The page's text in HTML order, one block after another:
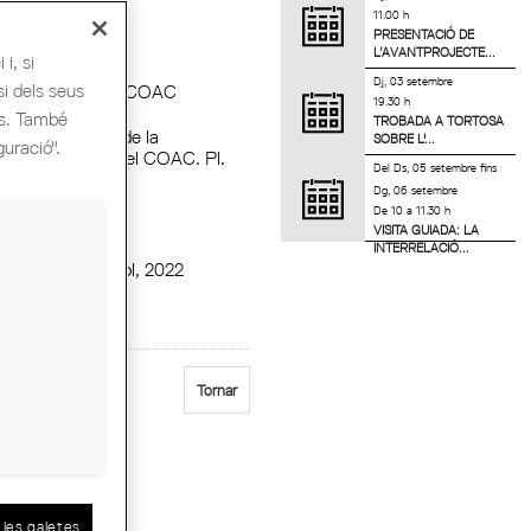
11.00 h
PRESENTACIÓ DE
L’AVANTPROJECTE...
Dj, 03 setembre
19.30 h
TROBADA A TORTOSA
SOBRE L'...
DelDs, 05 setembrefins
Dg, 06 setembre
De 10 a 11.30 h
VISITA GUIADA: LA
INTERRELACIÓ...
:
COAC
Rafael Masó de la
de Girona del COAC. Pl.
Dijous, 14 juliol, 2022
Tornar
i, si
dels seus
També
galetes